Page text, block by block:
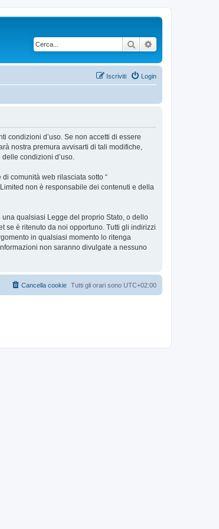
Cerca
Login
Iscriviti
condizioni d’uso. Se non accetti di essere
nostra premura avvisarti di tali modifiche,
condizioni d’uso.
di comunità web rilasciata sotto “
non è responsabile dei contenuti e della
qualsiasi Legge del proprio Stato, o dello
se è ritenuto da noi opportuno. Tutti gli indirizzi
in qualsiasi momento lo ritenga
non saranno divulgate a nessuno
Tutti gli orari sono UTC+02:00
Cancella cookie